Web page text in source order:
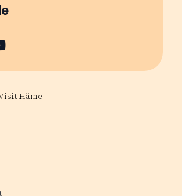
uudessa ikkunassa
uudessa ikkunassa
avautuu uudessa
avautuu uudessa
Häme